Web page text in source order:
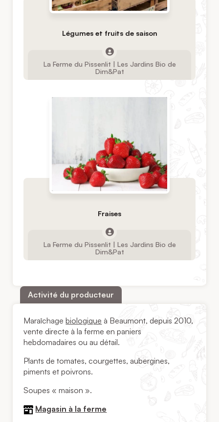
Légumes et fruits de saison
La Ferme du Pissenlit | Les Jardins Bio de
Dim&Pat
Fraises
La Ferme du Pissenlit | Les Jardins Bio de
Dim&Pat
Activité du producteur
Maraîchagebiologique à Beaumont, depuis 2010,
vente directe à la ferme en paniers
hebdomadaires ou au détail.
Plants de tomates, courgettes, aubergines,
piments et poivrons.
Soupes « maison ».
Magasin à la ferme